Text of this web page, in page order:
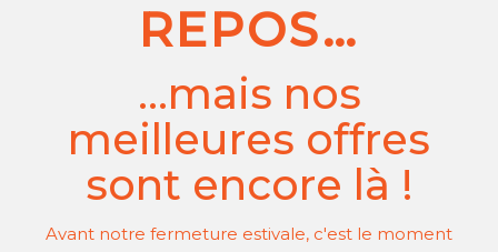
REPOS…
…mais nos
meilleures offres
sont encore là !
Avant notre fermeture estivale, c'est le moment